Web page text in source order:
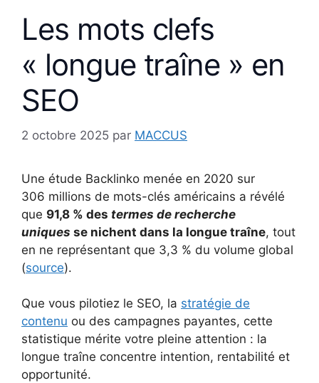
Les mots clefs
« longue traîne » en
SEO
2 octobre 2025 par MACCUS
Une étude Backlinko menée en 2020 sur
306 millions de mots-clés américains a révélé
que 91,8 % des termes de recherche
uniques se nichent dans la longue traîne, tout
en ne représentant que 3,3 % du volume global
(source).
Que vous pilotiez le SEO, la stratégie de
contenu ou des campagnes payantes, cette
statistique mérite votre pleine attention : la
longue traîne concentre intention, rentabilité et
opportunité.